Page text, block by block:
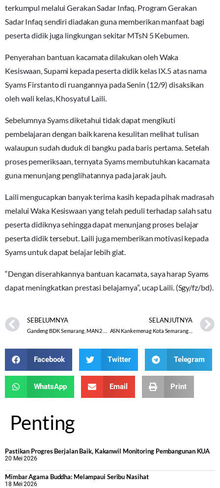
terkumpul melalui Gerakan Sadar Infaq. Program Gerakan
Sadar Infaq sendiri diadakan guna memberikan manfaat bagi
peserta didik juga lingkungan sekitar MTsN 5 Kebumen.
Penyerahan bantuan kacamata dilakukan oleh Waka
Kesiswaan, Supami kepada peserta didik kelas IX.5 atas nama
Syams Firstanto di ruangannya pada Senin (12/9) disaksikan
oleh wali kelas, Khosyatul Laili.
Sebelumnya Syams diketahui tidak dapat mengikuti
pembelajaran dengan baik karena kesulitan melihat tulisan
walaupun sudah duduk di bangku pada baris pertama. Setelah
proses pemeriksaan, ternyata Syams membutuhkan kacamata
guna menunjang penglihatannya pada jarak jauh.
Laili mengucapkan banyak terima kasih kepada pihak madrasah
melalui Waka Kesiswaan yang telah peduli terhadap salah satu
peserta didiknya sehingga dapat menunjang proses belajar
peserta didik tersebut. Laili juga memberikan motivasi kepada
Syams untuk dapat belajar lebih giat.
“Dengan diserahkannya bantuan kacamata, saya harap Syams
dapat meningkatkan prestasi belajarnya”, ucap Laili. (Sgy/fz/bd).
SEBELUMNYA SELANJUTNYA
ASN Kankemenag Kota Semarang Deklarasikan sebagai Insan yang Moderat dan Toleran
Facebook Twitter Telegram
WhatsApp Email Print
Penting
Pastikan Progres Berjalan Baik, Kakanwil Monitoring Pembangunan KUA
20 Mei 2026
Mimbar Agama Buddha: Melampaui Seribu Nasihat
18 Mei 2026